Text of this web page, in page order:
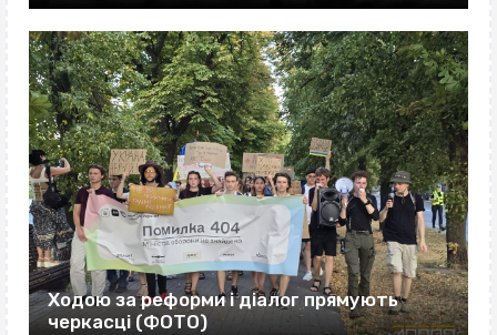
Ходою за реформи і діалог прямують
черкасці (ФОТО)